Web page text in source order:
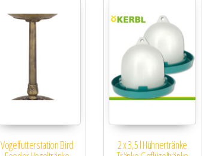
Vogelfutterstation Bird 2 x 3,5 l Hühnertränke